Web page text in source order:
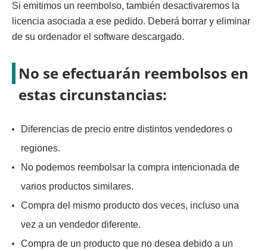
Si emitimos un reembolso, también desactivaremos la
licencia asociada a ese pedido. Deberá borrar y eliminar
de su ordenador el software descargado.
No se efectuarán reembolsos en
estas circunstancias:
Diferencias de precio entre distintos vendedores o
regiones.
No podemos reembolsar la compra intencionada de
varios productos similares.
Compra del mismo producto dos veces, incluso una
vez a un vendedor diferente.
Compra de un producto que no desea debido a un